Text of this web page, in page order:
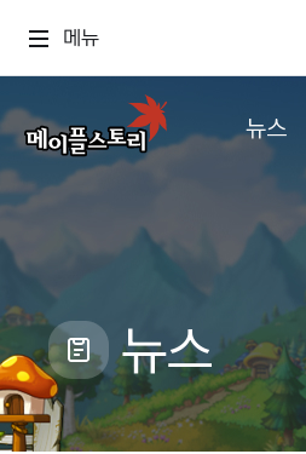
메뉴
뉴스
공지사항
업데이트
캐시샵 공지
메이플 알림판
with maple
뉴스